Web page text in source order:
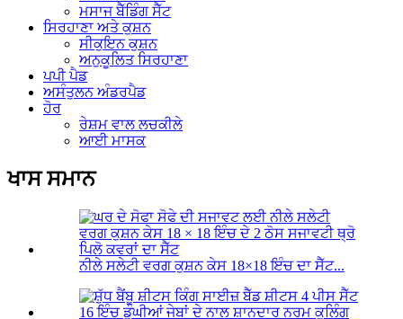
ਮਸਾਜ ਬੈੱਡਿੰਗ ਸੈੱਟ
ਸਿਰਹਾਣਾ ਅਤੇ ਕੁਸ਼ਨ
ਸੀਕੁਇਨ ਕੁਸ਼ਨ
ਅਨੁਕੂਲਿਤ ਸਿਰਹਾਣਾ
ਪਪੀ ਪੈਡ
ਅਸੰਤੁਲਨ ਅੰਡਰਪੈਡ
ਹੋਰ
ਰੇਸ਼ਮ ਵਾਲ ਲਚਕੀਲੇ
ਆਈ ਮਾਸਕ
ਖਾਸ ਸਮਾਨ
ਨੀਲੇ ਸਲੇਟੀ ਵਰਗ ਕੁਸ਼ਨ ਕੇਸ 18×18 ਇੰਚ ਦਾ ਸੈੱਟ...